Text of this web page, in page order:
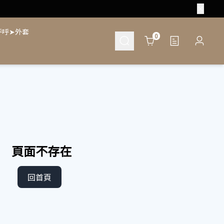
呼➤外套 Cart0
頁面不存在
回首頁